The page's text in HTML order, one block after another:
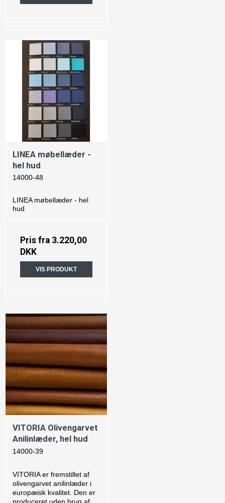
LINEA møbellæder -
hel hud
14000-48
LINEA møbellæder - hel
hud
Pris fra 3.220,00
DKK
VIS PRODUKT
VITORIA Olivengarvet
Anilinlæder, hel hud
14000-39
VITORIA er fremstillet af
olivengarvet anilinlæder i
europæisk kvalitet. Den er
produceret uden brug af